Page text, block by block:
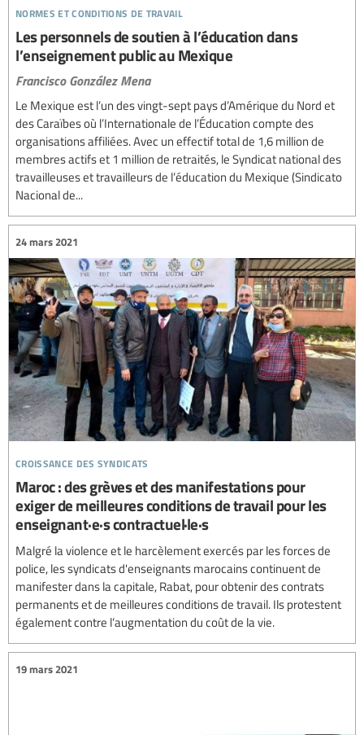
normes et conditions de travail
Les personnels de soutien à l’éducation dans
l’enseignement public au Mexique
Francisco González Mena
Le Mexique est l’un des vingt-sept pays d’Amérique du Nord et
des Caraïbes où l’Internationale de l’Éducation compte des
organisations affiliées. Avec un effectif total de 1,6 million de
membres actifs et 1 million de retraités, le Syndicat national des
travailleuses et travailleurs de l’éducation du Mexique (Sindicato
Nacional de...
croissance des syndicats
24 mars 2021
Maroc : des grèves et des manifestations pour
exiger de meilleures conditions de travail pour les
enseignant·e·s contractuel·le·s
Malgré la violence et le harcèlement exercés par les forces de
police, les syndicats d'enseignants marocains continuent de
manifester dans la capitale, Rabat, pour obtenir des contrats
permanents et de meilleures conditions de travail. Ils protestent
également contre l’augmentation du coût de la vie.
19 mars 2021